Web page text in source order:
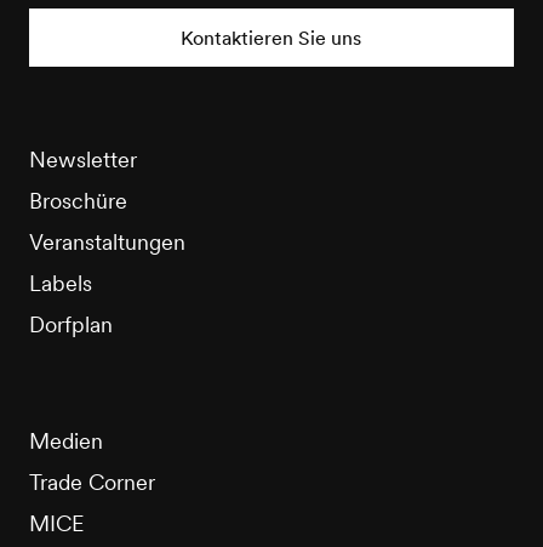
Kontaktieren Sie uns
Newsletter
Broschüre
Veranstaltungen
Labels
Dorfplan
Medien
Trade Corner
MICE